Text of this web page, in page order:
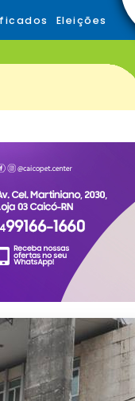
Eleições